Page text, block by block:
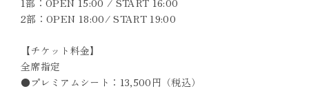
1部：OPEN 15:00 / START 16:00
2部：OPEN 18:00/ START 19:00
【チケット料金】
全席指定
●プレミアムシート：13,500円（税込）